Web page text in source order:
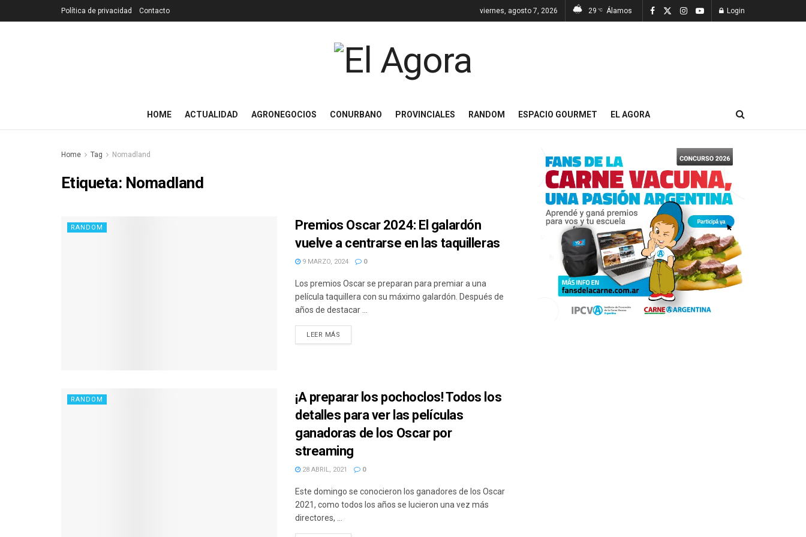
Política de privacidad Contacto viernes, agosto 7, 2026 29 °C Álamos Login
HOME ACTUALIDAD AGRONEGOCIOS CONURBANO PROVINCIALES RANDOM ESPACIO GOURMET EL AGORA
Home Tag Nomadland
Etiqueta: Nomadland
RANDOM
Premios Oscar 2024: El galardón
vuelve a centrarse en las taquilleras
9 MARZO, 2024 0
Los premios Oscar se preparan para premiar a una
película taquillera con su máximo galardón. Después de
años de destacar ...
LEER MÁS
RANDOM
¡A preparar los pochoclos! Todos los
detalles para ver las películas
ganadoras de los Oscar por
streaming
28 ABRIL, 2021 0
Este domingo se conocieron los ganadores de los Oscar
2021, como todos los años se lucieron una vez más
directores, ...